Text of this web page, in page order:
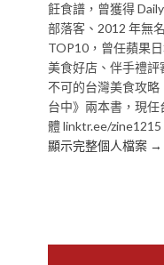
飪食譜，曾獲得
部落客、2012 年無
TOP10，曾任蘋果
美食好店、伴手禮
不可的台灣美食攻
台中》兩本書，現
體 linktr.ee/zine1215
顯示完整個人檔案 →